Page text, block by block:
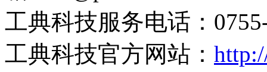
工典科技服务电话：
工典科技官方网站：